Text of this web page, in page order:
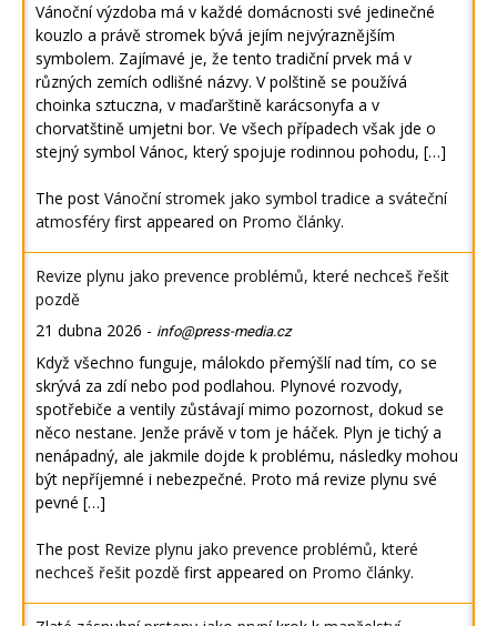
Vánoční výzdoba má v každé domácnosti své jedinečné
kouzlo a právě stromek bývá jejím nejvýraznějším
symbolem. Zajímavé je, že tento tradiční prvek má v
různých zemích odlišné názvy. V polštině se používá
choinka sztuczna, v maďarštině karácsonyfa a v
chorvatštině umjetni bor. Ve všech případech však jde o
stejný symbol Vánoc, který spojuje rodinnou pohodu, […]
The post Vánoční stromek jako symbol tradice a sváteční
atmosféry first appeared on Promo články.
Revize plynu jako prevence problémů, které nechceš řešit
pozdě
21 dubna 2026 - info@press-media.cz
Když všechno funguje, málokdo přemýšlí nad tím, co se
skrývá za zdí nebo pod podlahou. Plynové rozvody,
spotřebiče a ventily zůstávají mimo pozornost, dokud se
něco nestane. Jenže právě v tom je háček. Plyn je tichý a
nenápadný, ale jakmile dojde k problému, následky mohou
být nepříjemné i nebezpečné. Proto má revize plynu své
pevné […]
The post Revize plynu jako prevence problémů, které
nechceš řešit pozdě first appeared on Promo články.